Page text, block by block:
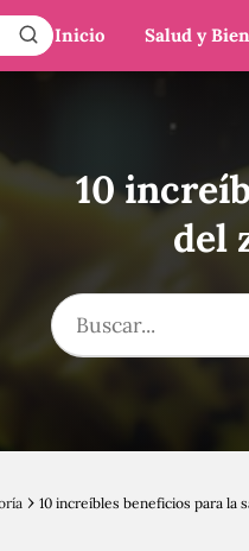
Inicio Salud y
10
del
10 increíbles beneficios para la